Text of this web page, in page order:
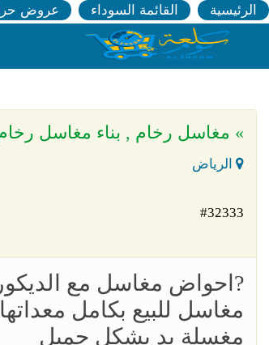
الرئيسية القائمة السوداء عروض
» مغاسل رخام , بناء مغاسل
الرياض
#32333
?احواض مغاسل مع الديكور
مغاسل للبيع بكامل
مغسلة يد بشكل جميل